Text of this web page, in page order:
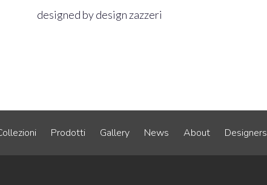
designed by design zazzeri
Prodotti Gallery News About Designers